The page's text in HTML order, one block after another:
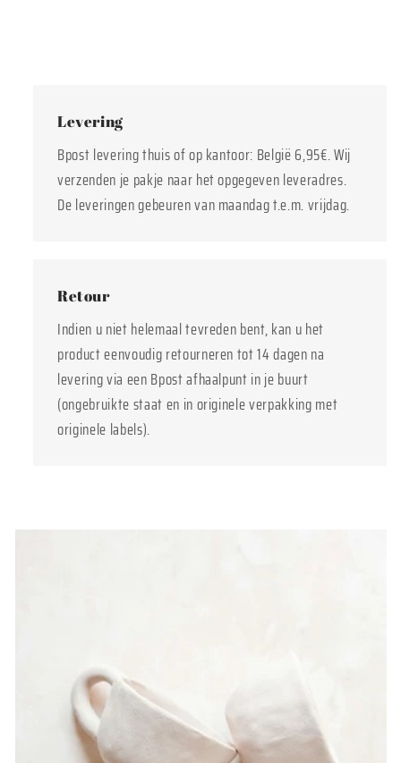
Levering
Bpost levering thuis of op kantoor: België 6,95€. Wij
verzenden je pakje naar het opgegeven leveradres.
De leveringen gebeuren van maandag t.e.m. vrijdag.
Retour
Indien u niet helemaal tevreden bent, kan u het
product eenvoudig retourneren tot 14 dagen na
levering via een Bpost afhaalpunt in je buurt
(ongebruikte staat en in originele verpakking met
originele labels).